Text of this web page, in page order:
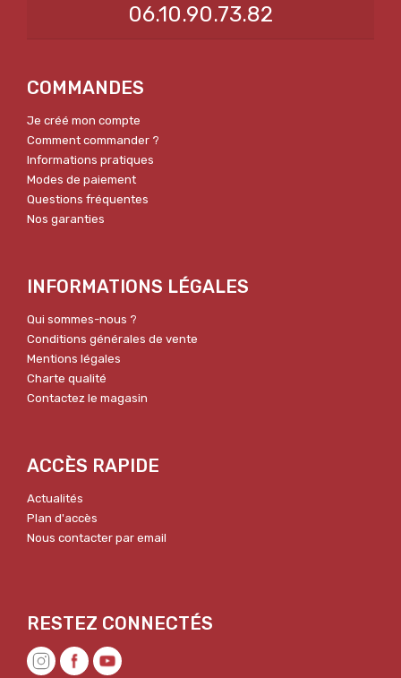
06.10.90.73.82
COMMANDES
Je créé mon compte
Comment commander ?
Informations pratiques
Modes de paiement
Questions fréquentes
Nos garanties
INFORMATIONS LÉGALES
Qui sommes-nous ?
Conditions générales de vente
Mentions légales
Charte qualité
Contactez le magasin
ACCÈS RAPIDE
Actualités
Plan d'accès
Nous contacter par email